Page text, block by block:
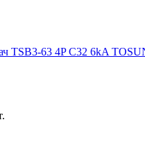
TSB3-63 4P C32 6kA